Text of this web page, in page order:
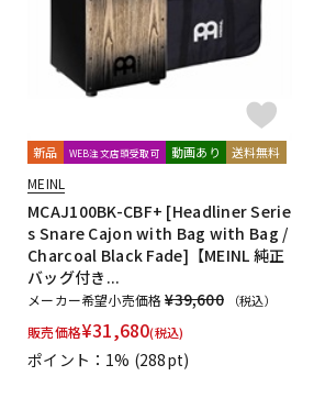
新品 WEB注文店頭受取可 動画あり 送料無料
MEINL
MCAJ100BK-CBF+ [Headliner Serie
s Snare Cajon with Bag with Bag /
Charcoal Black Fade]【MEINL 純正
バッグ付き...
メーカー希望小売価格¥39,600 （税込）
販売価格¥31,680(税込)
ポイント：1% (288pt)